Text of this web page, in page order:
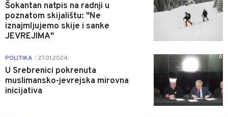
Šokantan natpis na radnji u
poznatom skijalištu: "Ne
iznajmljujemo skije i sanke
JEVREJIMA"
POLITIKA 27.01.2024.
U Srebrenici pokrenuta
muslimansko-jevrejska mirovna
inicijativa
0